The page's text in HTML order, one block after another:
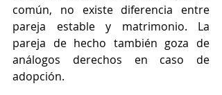
común, no existe diferencia entre
pareja estable y matrimonio. La
pareja de hecho también goza de
análogos derechos en caso de
adopción.